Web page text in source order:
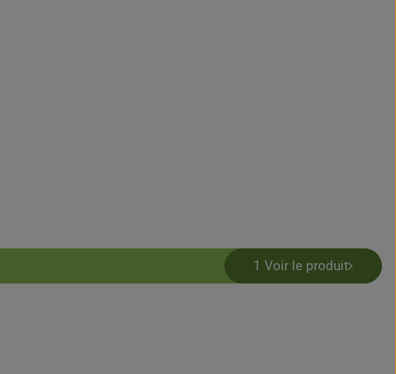
1 Voir le produit